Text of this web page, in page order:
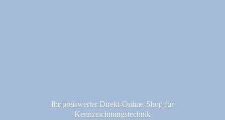
Ihr preiswerter Direkt-Online-Shop für
Kennzeichnungstechnik